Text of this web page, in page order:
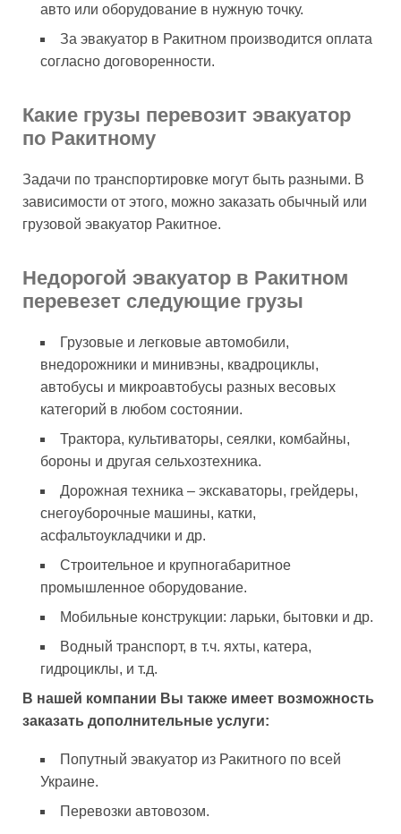
авто или оборудование в нужную точку.
За эвакуатор в Ракитном производится оплата
согласно договоренности.
Какие грузы перевозит эвакуатор
по Ракитному
Задачи по транспортировке могут быть разными. В
зависимости от этого, можно заказать обычный или
грузовой эвакуатор Ракитное.
Недорогой эвакуатор в Ракитном
перевезет следующие грузы
Грузовые и легковые автомобили,
внедорожники и минивэны, квадроциклы,
автобусы и микроавтобусы разных весовых
категорий в любом состоянии.
Трактора, культиваторы, сеялки, комбайны,
бороны и другая сельхозтехника.
Дорожная техника – экскаваторы, грейдеры,
снегоуборочные машины, катки,
асфальтоукладчики и др.
Строительное и крупногабаритное
промышленное оборудование.
Мобильные конструкции: ларьки, бытовки и др.
Водный транспорт, в т.ч. яхты, катера,
гидроциклы, и т.д.
В нашей компании Вы также имеет возможность
заказать дополнительные услуги:
Попутный эвакуатор из Ракитного по всей
Украине.
Перевозки автовозом.